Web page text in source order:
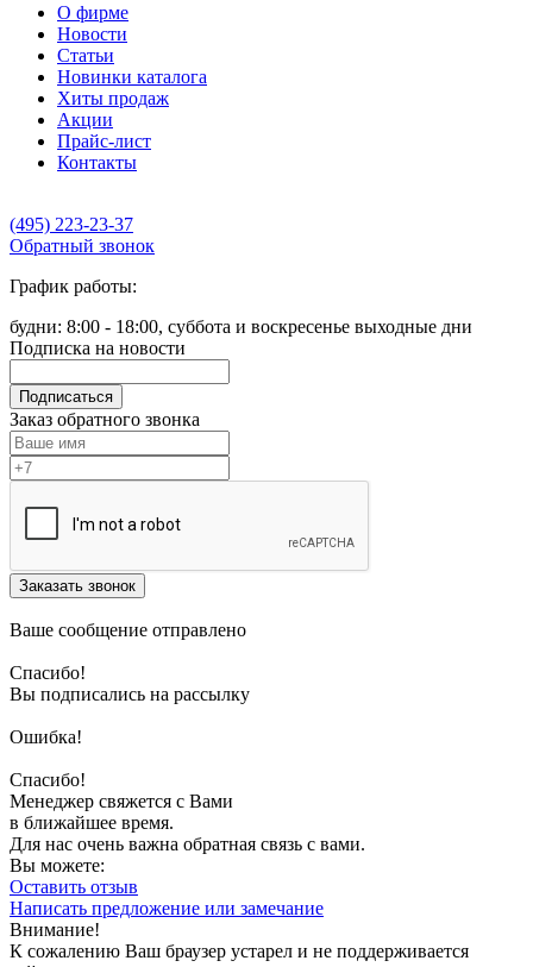
О фирме
Новости
Статьи
Новинки каталога
Хиты продаж
Акции
Прайс-лист
Контакты
(495) 223-23-37
Обратный звонок
График работы:
будни: 8:00 - 18:00, суббота и воскресенье выходные дни
Подписка на новости
Подписаться
Заказ обратного звонка
Заказать звонок
Ваше сообщение отправлено
Спасибо!
Вы подписались на рассылку
Ошибка!
Спасибо!
Менеджер свяжется с Вами
в ближайшее время.
Для нас очень важна обратная связь с вами.
Вы можете:
Оставить отзыв
Написать предложение или замечание
Внимание!
К сожалению Ваш браузер устарел и не поддерживается